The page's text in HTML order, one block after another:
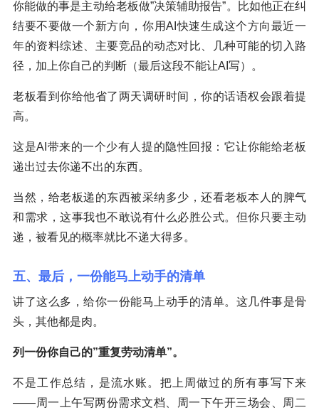
你能做的事是主动给老板做”决策辅助报告”。比如他正在纠
结要不要做一个新方向，你用AI快速生成这个方向最近一
年的资料综述、主要竞品的动态对比、几种可能的切入路
径，加上你自己的判断（最后这段不能让AI写）。
老板看到你给他省了两天调研时间，你的话语权会跟着提
高。
这是AI带来的一个少有人提的隐性回报：它让你能给老板
递出过去你递不出的东西。
当然，给老板递的东西被采纳多少，还看老板本人的脾气
和需求，这事我也不敢说有什么必胜公式。但你只要主动
递，被看见的概率就比不递大得多。
五、最后，一份能马上动手的清单
讲了这么多，给你一份能马上动手的清单。这几件事是骨
头，其他都是肉。
列一份你自己的”重复劳动清单”。
不是工作总结，是流水账。把上周做过的所有事写下来
——周一上午写两份需求文档、周一下午开三场会、周二